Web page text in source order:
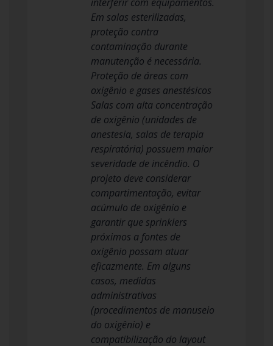
Em salas esterilizadas,
proteção contra
contaminação durante
manutenção é necessária.
Proteção de áreas com
oxigênio e gases anestésicos
Salas com alta concentração
de oxigênio (unidades de
anestesia, salas de terapia
respiratória) possuem maior
severidade de incêndio. O
projeto deve considerar
compartimentação, evitar
acúmulo de oxigênio e
garantir que sprinklers
próximos a fontes de
oxigênio possam atuar
eficazmente. Em alguns
casos, medidas
administrativas
(procedimentos de manuseio
do oxigênio) e
compatibilização do layout